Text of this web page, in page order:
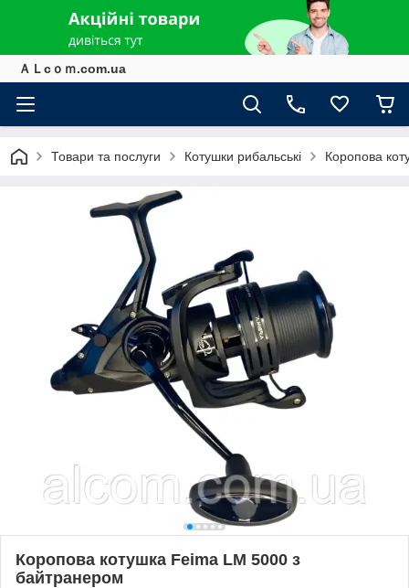
ＡＬcｏｍ.com.ua
Товари та послуги Котушки рибальські Коропова
Коропова котушка Feima LM 5000 з
байтранером